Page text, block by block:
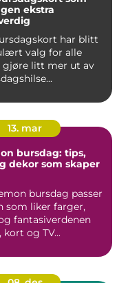
ekstra
har blitt
valg for alle
gjøre litt mer ut av
13. mar
bursdag: tips,
dekor som skaper
bursdag passer
som liker farger,
fantasiverdenen
kort og TV...